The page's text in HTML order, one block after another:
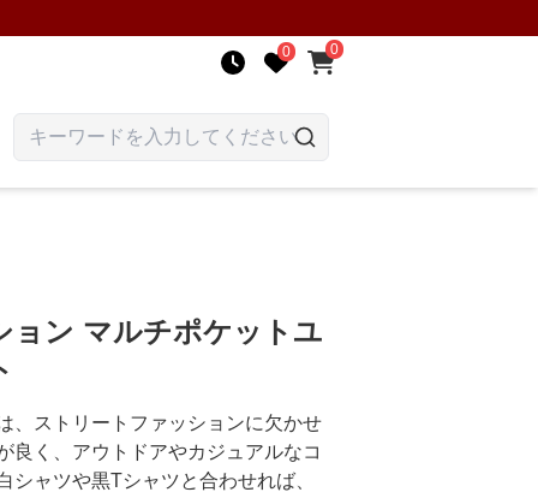
0 0
ョン マルチポケットユ
、ストリートファッションに欠かせ
良く、アウトドアやカジュアルなコ
シャツや黒Tシャツと合わせれば、